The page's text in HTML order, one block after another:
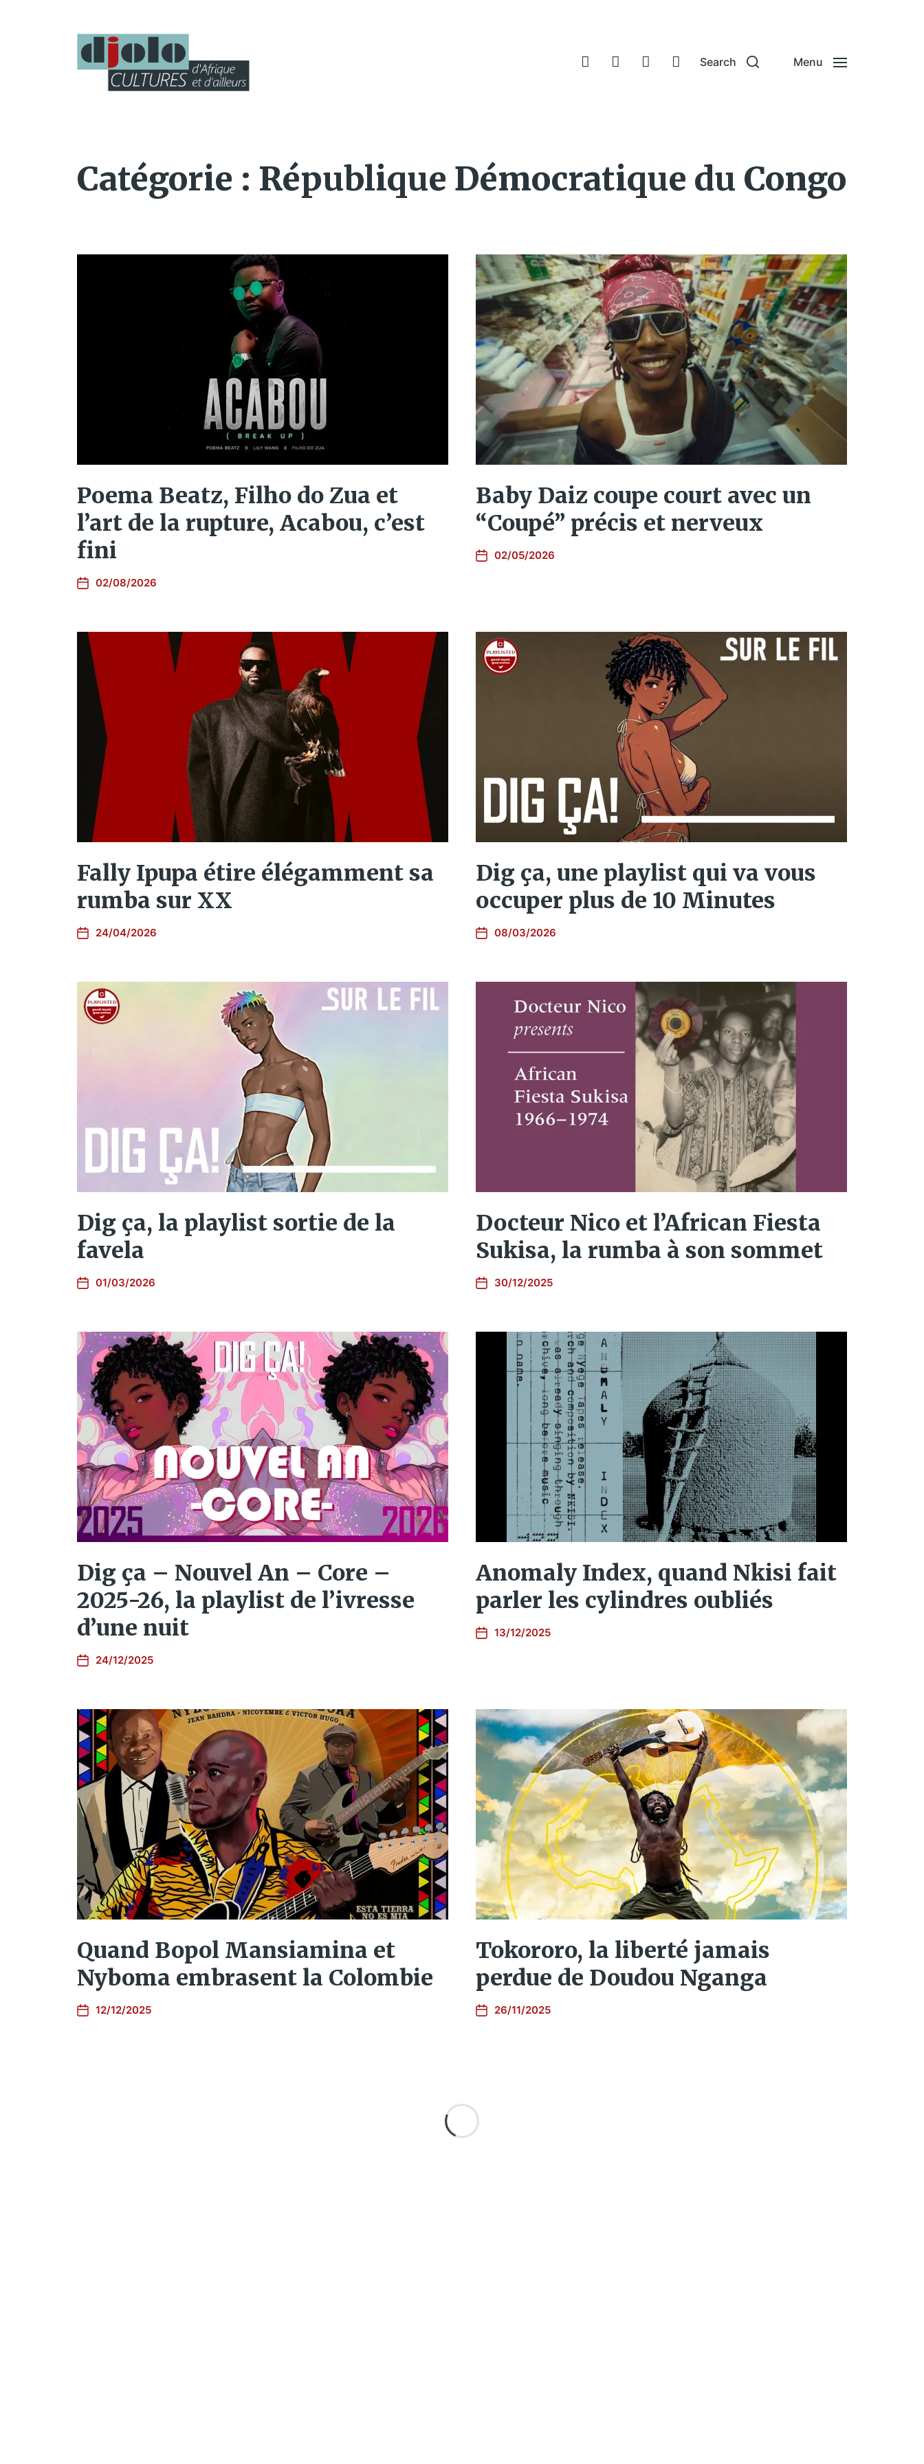
Search Menu
Catégorie : République Démocratique du Congo
Poema Beatz, Filho do Zua et
l’art de la rupture, Acabou, c’est
fini
02/08/2026
Baby Daiz coupe court avec un
“Coupé” précis et nerveux
02/05/2026
Fally Ipupa étire élégamment sa
rumba sur XX
24/04/2026
Dig ça, une playlist qui va vous
occuper plus de 10 Minutes
08/03/2026
Dig ça, la playlist sortie de la
favela
01/03/2026
Docteur Nico et l’African Fiesta
Sukisa, la rumba à son sommet
30/12/2025
Dig ça – Nouvel An – Core –
2025-26, la playlist de l’ivresse
d’une nuit
24/12/2025
Anomaly Index, quand Nkisi fait
parler les cylindres oubliés
13/12/2025
Quand Bopol Mansiamina et
Nyboma embrasent la Colombie
12/12/2025
Tokororo, la liberté jamais
perdue de Doudou Nganga
26/11/2025